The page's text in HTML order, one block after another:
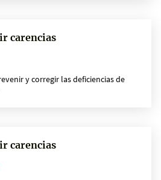
carencias
y corregir las deficiencias de
carencias